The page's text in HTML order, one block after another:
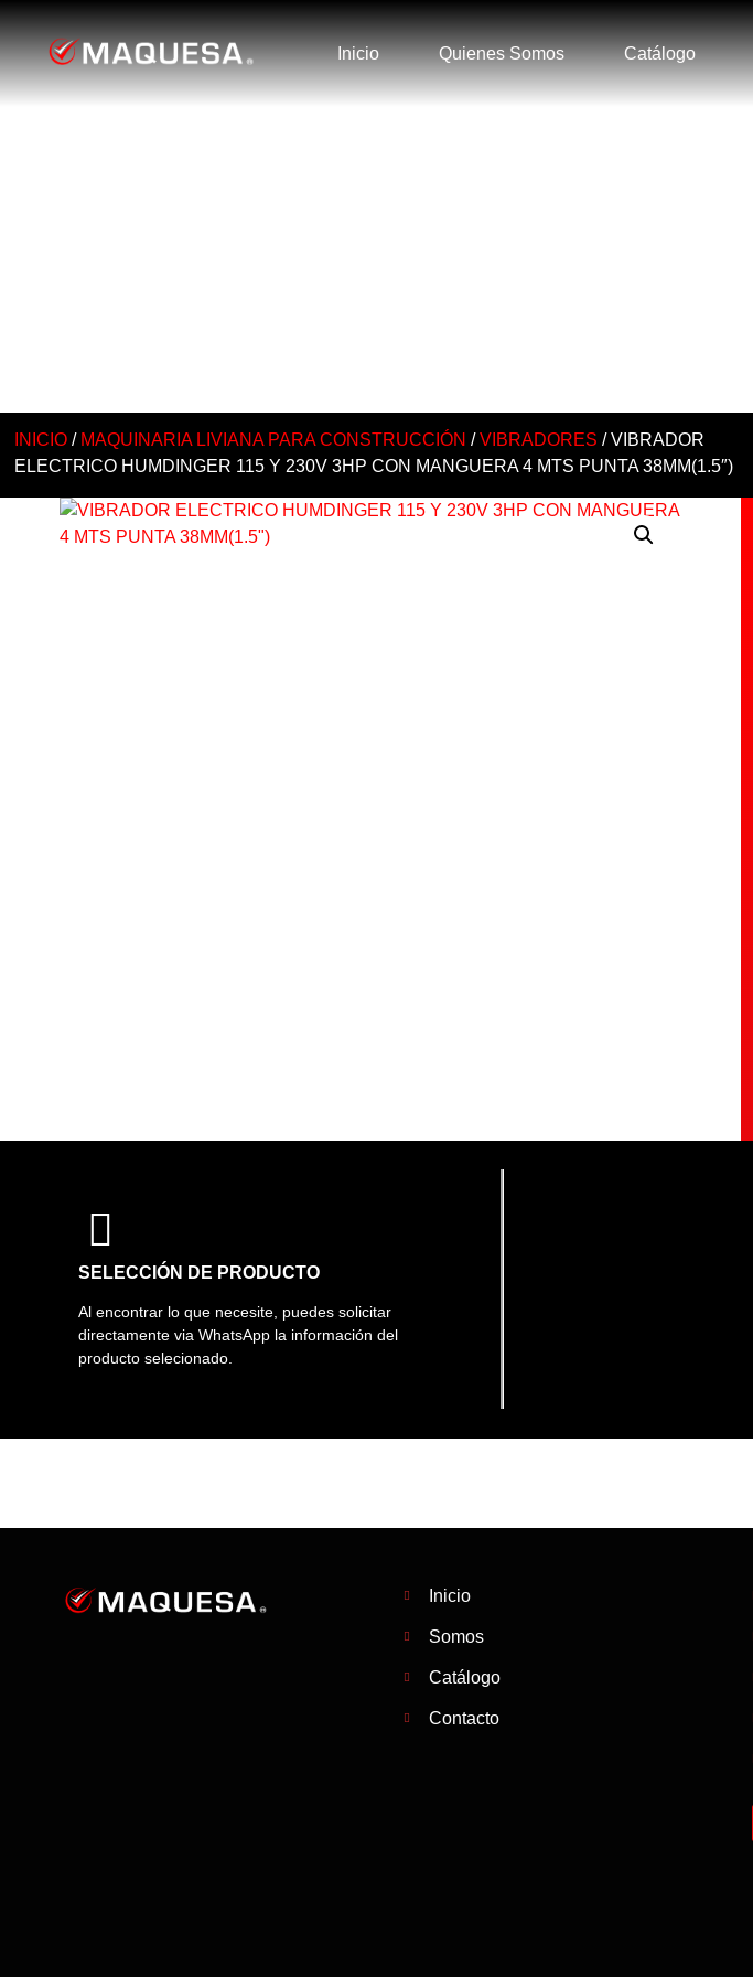
Inicio Quienes Somos Catálogo
INICIO / MAQUINARIA LIVIANA PARA CONSTRUCCIÓN /VIBRADORES / VIBRADOR
ELECTRICO HUMDINGER 115 Y 230V 3HP CON MANGUERA 4 MTS PUNTA 38MM(1.5″)
SELECCIÓN DE PRODUCTO
Al encontrar lo que necesite, puedes solicitar
directamente via WhatsApp la información del
producto selecionado.
Inicio
Somos
Catálogo
Contacto